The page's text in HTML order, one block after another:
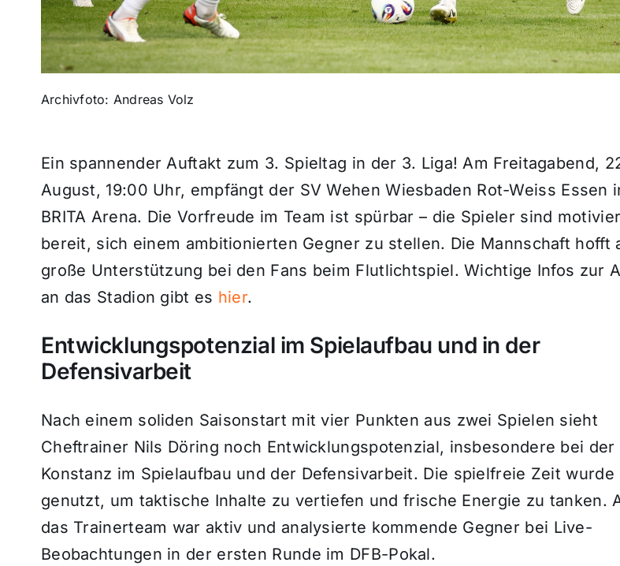
Archivfoto: Andreas Volz
Ein spannender Auftakt zum 3. Spieltag in der 3. Liga! Am Freitagabend,
August, 19:00 Uhr, empfängt der SV Wehen Wiesbaden Rot-Weiss Essen
BRITA Arena. Die Vorfreude im Team ist spürbar – die Spieler sind
bereit, sich einem ambitionierten Gegner zu stellen. Die Mannschaft hofft
große Unterstützung bei den Fans beim Flutlichtspiel. Wichtige Infos zur
an das Stadion gibt es hier.
Entwicklungspotenzial im Spielaufbau und in der
Defensivarbeit
Nach einem soliden Saisonstart mit vier Punkten aus zwei Spielen sieht
Cheftrainer Nils Döring noch Entwicklungspotenzial, insbesondere bei der
Konstanz im Spielaufbau und der Defensivarbeit. Die spielfreie Zeit wurde
genutzt, um taktische Inhalte zu vertiefen und frische Energie zu tanken.
das Trainerteam war aktiv und analysierte kommende Gegner bei Live-
Beobachtungen in der ersten Runde im DFB-Pokal.